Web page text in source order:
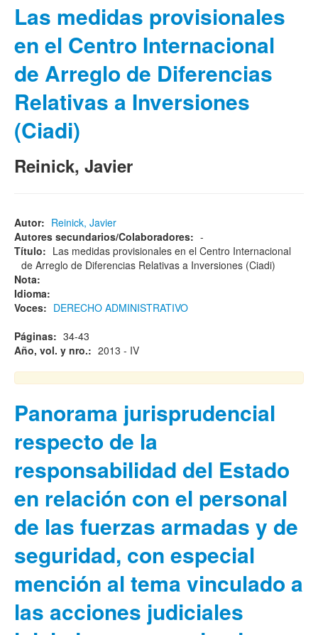
Las medidas provisionales
en el Centro Internacional
de Arreglo de Diferencias
Relativas a Inversiones
(Ciadi)
Reinick, Javier
Autor: Reinick, Javier
Autores secundarios/Colaboradores: -
Título: Las medidas provisionales en el Centro Internacional
de Arreglo de Diferencias Relativas a Inversiones (Ciadi)
Nota:
Idioma:
Voces: DERECHO ADMINISTRATIVO
Páginas: 34-43
Año, vol. y nro.: 2013 - IV
Panorama jurisprudencial
respecto de la
responsabilidad del Estado
en relación con el personal
de las fuerzas armadas y de
seguridad, con especial
mención al tema vinculado a
las acciones judiciales